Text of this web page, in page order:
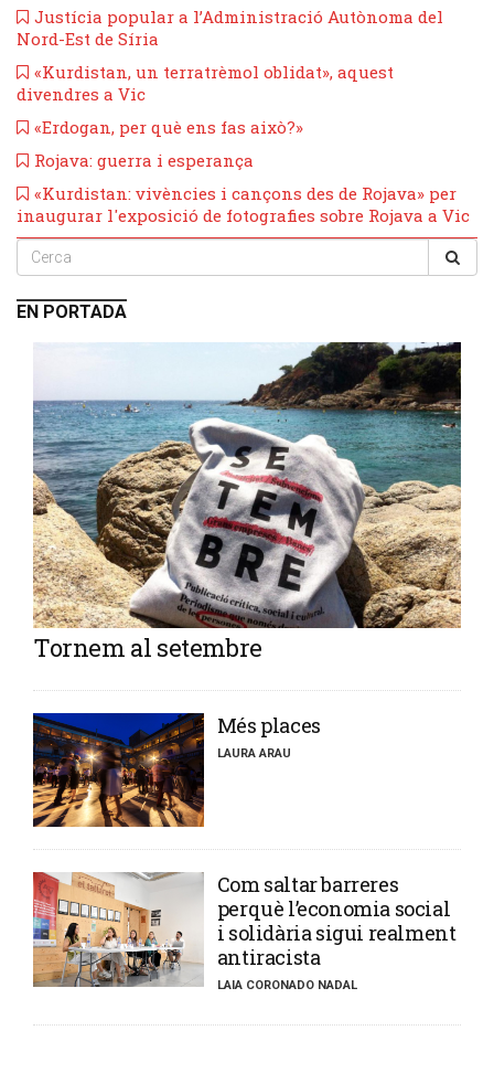
Justícia popular a l’Administració Autònoma del
Nord-Est de Síria
«Kurdistan, un terratrèmol oblidat», aquest
divendres a Vic
«Erdogan, per què ens fas això?»
Rojava: guerra i esperança
​«Kurdistan: vivències i cançons des de Rojava» per
inaugurar l'exposició de fotografies sobre Rojava a Vic
EN PORTADA
Tornem al setembre
​Més places
LAURA ARAU
​Com saltar barreres
perquè l’economia social
i solidària sigui realment
antiracista
LAIA CORONADO NADAL